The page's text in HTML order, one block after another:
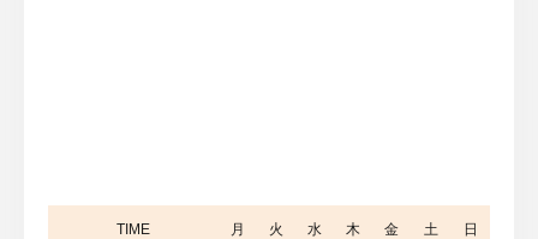
TIME 月 火 水 木 金 土
日